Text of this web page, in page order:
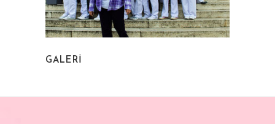
GALERİ